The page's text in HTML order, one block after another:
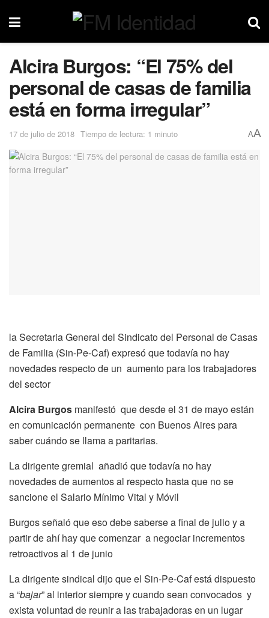
Alcira Burgos: “El 75% del
personal de casas de familia
está en forma irregular”
17 de julio de 2018 Tiempo de lectura: 1 minuto AA
la Secretaria General del Sindicato del Personal de Casas
de Familia (Sin-Pe-Caf) expresó que todavía no hay
novedades respecto de un aumento para los trabajadores
del sector
Alcira Burgos manifestó que desde el 31 de mayo están
en comunicación permanente con Buenos Aires para
saber cuándo se llama a paritarias.
La dirigente gremial añadió que todavía no hay
novedades de aumentos al respecto hasta que no se
sancione el Salario Mínimo Vital y Móvil
Burgos señaló que eso debe saberse a final de julio y a
partir de ahí hay que comenzar a negociar incrementos
retroactivos al 1 de junio
La dirigente sindical dijo que el Sin-Pe-Caf está dispuesto
a “bajar” al interior siempre y cuando sean convocados y
exista voluntad de reunir a las trabajadoras en un lugar